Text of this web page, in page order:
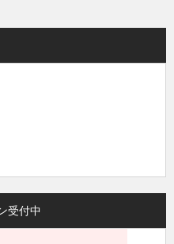
受付中